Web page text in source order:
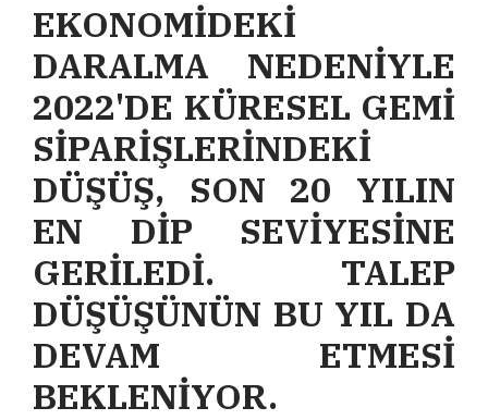
EKONOMİDEKİ
DARALMA NEDENİYLE
2022'DE KÜRESEL GEMİ
SİPARİŞLERİNDEKİ
DÜŞÜŞ, SON 20 YILIN
EN DİP SEVİYESİNE
GERİLEDİ. TALEP
DÜŞÜŞÜNÜN BU YIL DA
DEVAM ETMESİ
BEKLENİYOR.